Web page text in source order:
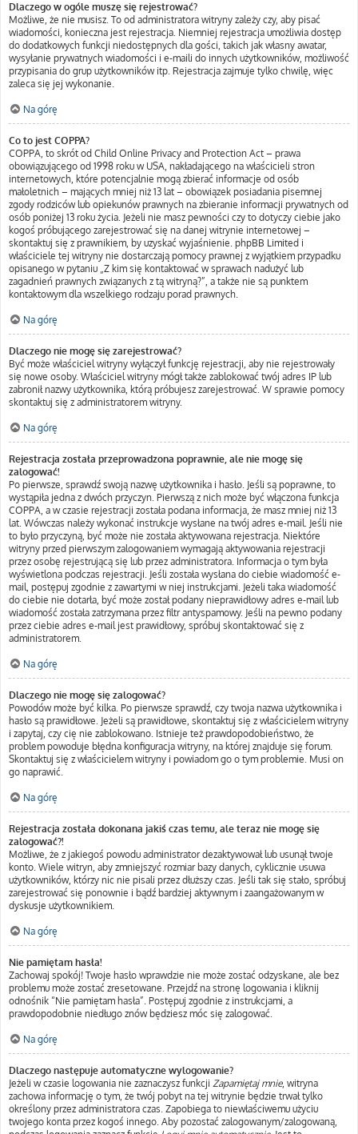
Dlaczego w ogóle muszę się rejestrować?
Możliwe, że nie musisz. To od administratora witryny zależy czy, aby pisać
wiadomości, konieczna jest rejestracja. Niemniej rejestracja umożliwia dostęp
do dodatkowych funkcji niedostępnych dla gości, takich jak własny awatar,
wysyłanie prywatnych wiadomości i e-maili do innych użytkowników, możliwość
przypisania do grup użytkowników itp. Rejestracja zajmuje tylko chwilę, więc
zaleca się jej wykonanie.
Na górę
Co to jest COPPA?
COPPA, to skrót od Child Online Privacy and Protection Act – prawa
obowiązującego od 1998 roku w USA, nakładającego na właścicieli stron
internetowych, które potencjalnie mogą zbierać informacje od osób
małoletnich – mających mniej niż 13 lat – obowiązek posiadania pisemnej
zgody rodziców lub opiekunów prawnych na zbieranie informacji prywatnych od
osób poniżej 13 roku życia. Jeżeli nie masz pewności czy to dotyczy ciebie jako
kogoś próbującego zarejestrować się na danej witrynie internetowej –
skontaktuj się z prawnikiem, by uzyskać wyjaśnienie. phpBB Limited i
właściciele tej witryny nie dostarczają pomocy prawnej z wyjątkiem przypadku
opisanego w pytaniu „Z kim się kontaktować w sprawach nadużyć lub
zagadnień prawnych związanych z tą witryną?”, a także nie są punktem
kontaktowym dla wszelkiego rodzaju porad prawnych.
Na górę
Dlaczego nie mogę się zarejestrować?
Być może właściciel witryny wyłączył funkcję rejestracji, aby nie rejestrowały
się nowe osoby. Właściciel witryny mógł także zablokować twój adres IP lub
zabronił nazwy użytkownika, którą próbujesz zarejestrować. W sprawie pomocy
skontaktuj się z administratorem witryny.
Na górę
Rejestracja została przeprowadzona poprawnie, ale nie mogę się
zalogować!
Po pierwsze, sprawdź swoją nazwę użytkownika i hasło. Jeśli są poprawne, to
wystąpiła jedna z dwóch przyczyn. Pierwszą z nich może być włączona funkcja
COPPA, a w czasie rejestracji została podana informacja, że masz mniej niż 13
lat. Wówczas należy wykonać instrukcje wysłane na twój adres e-mail. Jeśli nie
to było przyczyną, być może nie została aktywowana rejestracja. Niektóre
witryny przed pierwszym zalogowaniem wymagają aktywowania rejestracji
przez osobę rejestrującą się lub przez administratora. Informacja o tym była
wyświetlona podczas rejestracji. Jeśli została wysłana do ciebie wiadomość e-
mail, postępuj zgodnie z zawartymi w niej instrukcjami. Jeżeli taka wiadomość
do ciebie nie dotarła, być może został podany nieprawidłowy adres e-mail lub
wiadomość została zatrzymana przez filtr antyspamowy. Jeśli na pewno podany
przez ciebie adres e-mail jest prawidłowy, spróbuj skontaktować się z
administratorem.
Na górę
Dlaczego nie mogę się zalogować?
Powodów może być kilka. Po pierwsze sprawdź, czy twoja nazwa użytkownika i
hasło są prawidłowe. Jeżeli są prawidłowe, skontaktuj się z właścicielem witryny
i zapytaj, czy cię nie zablokowano. Istnieje też prawdopodobieństwo, że
problem powoduje błędna konfiguracja witryny, na której znajduje się forum.
Skontaktuj się z właścicielem witryny i powiadom go o tym problemie. Musi on
go naprawić.
Na górę
Rejestracja została dokonana jakiś czas temu, ale teraz nie mogę się
zalogować?!
Możliwe, że z jakiegoś powodu administrator dezaktywował lub usunął twoje
konto. Wiele witryn, aby zmniejszyć rozmiar bazy danych, cyklicznie usuwa
użytkowników, którzy nic nie pisali przez dłuższy czas. Jeśli tak się stało, spróbuj
zarejestrować się ponownie i bądź bardziej aktywnym i zaangażowanym w
dyskusje użytkownikiem.
Na górę
Nie pamiętam hasła!
Zachowaj spokój! Twoje hasło wprawdzie nie może zostać odzyskane, ale bez
problemu może zostać zresetowane. Przejdź na stronę logowania i kliknij
odnośnik “Nie pamiętam hasła”. Postępuj zgodnie z instrukcjami, a
prawdopodobnie niedługo znów będziesz móc się zalogować.
Na górę
Dlaczego następuje automatyczne wylogowanie?
Jeżeli w czasie logowania nie zaznaczysz funkcji Zapamiętaj mnie, witryna
zachowa informację o tym, że twój pobyt na tej witrynie będzie trwał tylko
określony przez administratora czas. Zapobiega to niewłaściwemu użyciu
twojego konta przez kogoś innego. Aby pozostać zalogowanym/zalogowaną,